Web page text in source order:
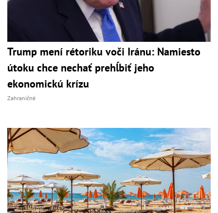
Trump mení rétoriku voči Iránu: Namiesto
útoku chce nechať prehĺbiť jeho
ekonomickú krízu
Zahraničné